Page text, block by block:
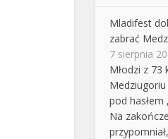
Mladifest
zabrać
7 sierpnia
Młodzi z
pod hasłem
Na